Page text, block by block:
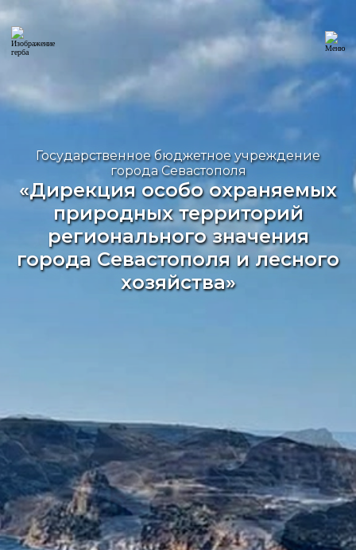
Государственное бюджетное учреждение
города Севастополя
«Дирекция особо охраняемых
природных территорий
регионального значения
города Севастополя и лесного
хозяйства»